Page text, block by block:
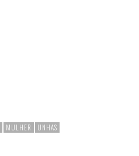
MULHER UNHAS